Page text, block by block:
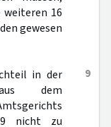
weiteren 16
gewesen
9
in der
dem
nicht zu